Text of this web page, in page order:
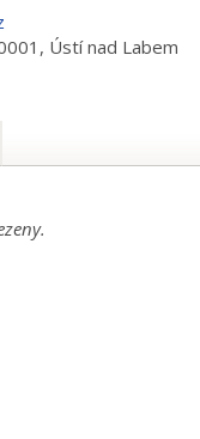
Ústí nad Labem